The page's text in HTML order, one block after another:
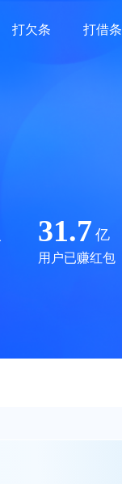
打欠条 打借条
31.7 亿
用户已赚红包